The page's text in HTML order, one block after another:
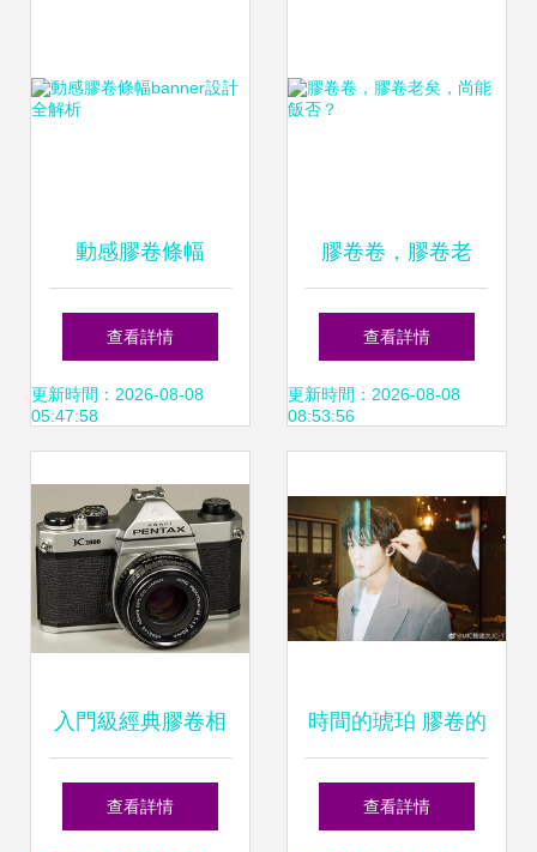
動感膠卷條幅
banner設計全解析
查看詳情
更新時間：2026-08-08
05:47:58
膠卷卷，膠卷老
矣，尚能飯否？
查看詳情
更新時間：2026-08-08
08:53:56
入門級經典膠卷相
機推薦 用光影捕捉
查看詳情
時間的琥珀 膠卷的
光影與記憶
查看詳情